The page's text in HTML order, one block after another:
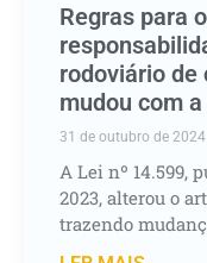
Regras para
rodoviário de
mudou com
31 de outubro de 2024
A Lei nº 14.599,
2023, alterou o
trazendo